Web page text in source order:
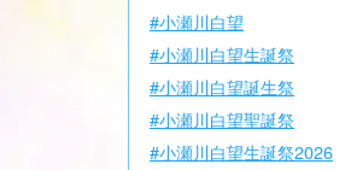
#小瀬川白望
#小瀬川白望生誕祭
#小瀬川白望誕生祭
#小瀬川白望聖誕祭
#小瀬川白望生誕祭2026